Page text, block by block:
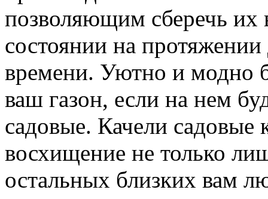
позволяющим сберечь
состоянии на протяжении
времени. Уютно и модно
ваш газон, если на нем
садовые. Качели садовые
восхищение не только
остальных близких вам